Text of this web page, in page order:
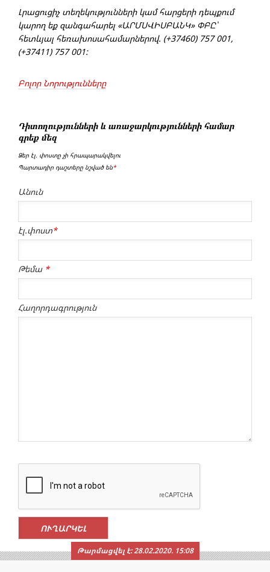
Լրացուցիչ տեղեկությունների կամ հարցերի դեպքում
կարող եք զանգահարել «ԱՐՄՍՎԻՍԲԱՆԿ» ՓԲԸ՝
հետևյալ հեռախոսահամարներով. (+37460) 757 001,
(+37411) 757 001:
Բոլոր Նորությունները
Դիտողությունների և առաջարկությունների համար
գրեք մեզ
Ձեր էլ. փոստը չի հրապարակվելու
Պարտադիր դաշտերը նշված են*
Անուն
էլ.փոստ*
Թեմա *
Հաղորդագրություն
Թարմացվել է:28.02.2020. 15:08